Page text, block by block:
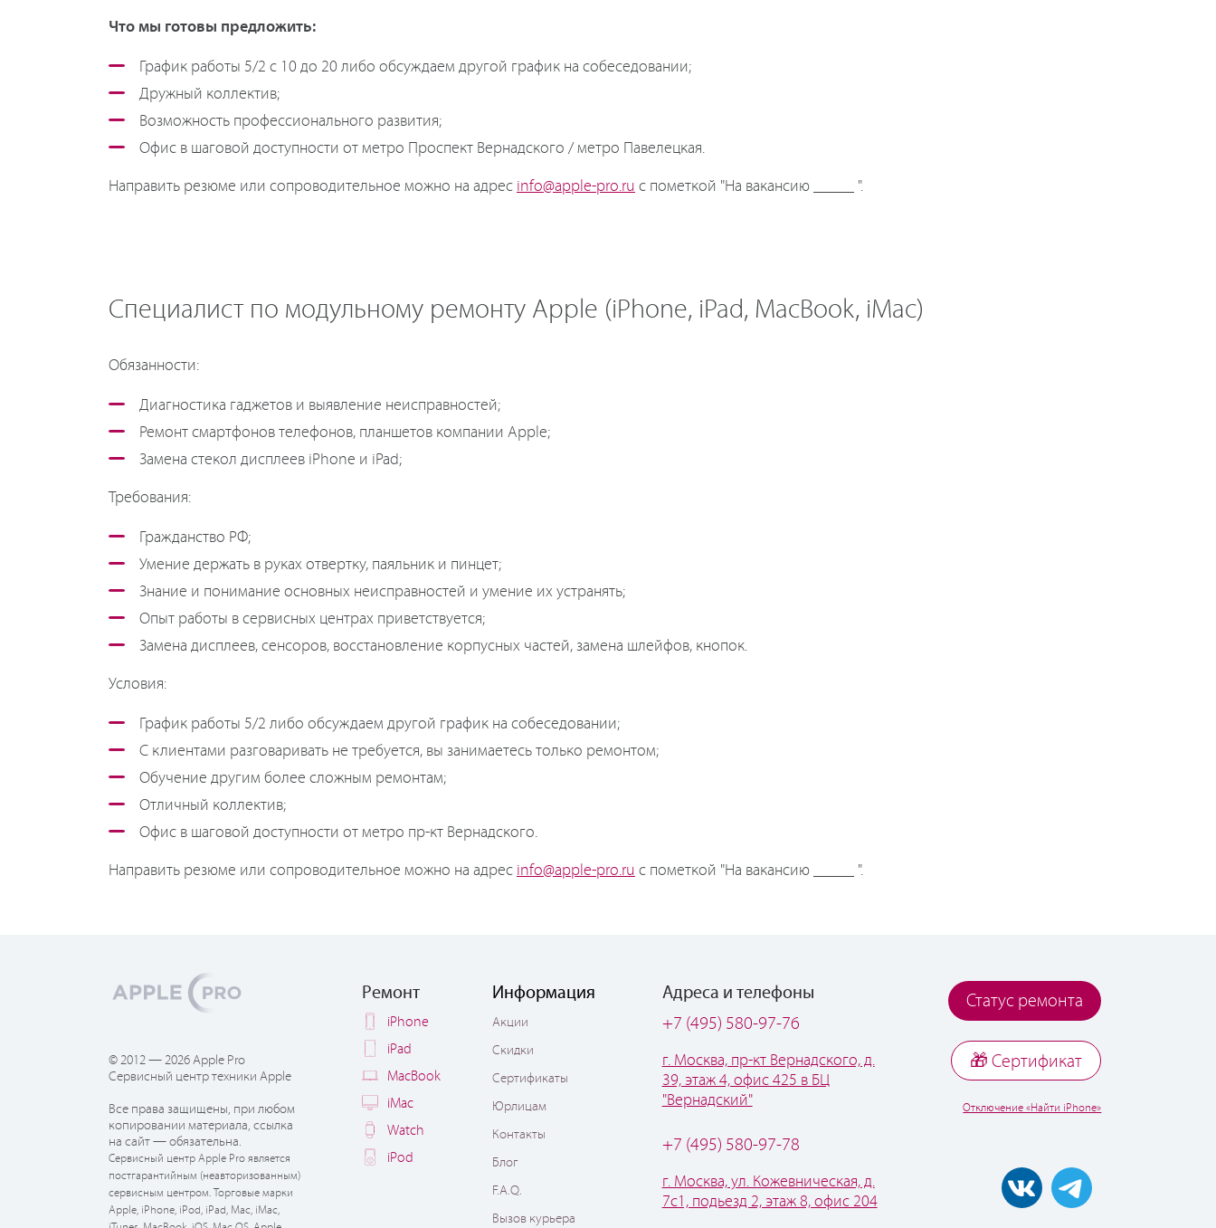
Что мы готовы предложить:
График работы 5/2 с 10 до 20 либо обсуждаем другой график на собеседовании;
Дружный коллектив;
Возможность профессионального развития;
Офис в шаговой доступности от метро Проспект Вернадского / метро Павелецкая.
Направить резюме или сопроводительное можно на адрес info@apple-pro.ru с пометкой "На вакансию _____ ".
Специалист по модульному ремонту Apple (iPhone, iPad, MacBook, iMac)
Обязанности:
Диагностика гаджетов и выявление неисправностей;
Ремонт смартфонов телефонов, планшетов компании Apple;
Замена стекол дисплеев iPhone и iPad;
Требования:
Гражданство РФ;
Умение держать в руках отвертку, паяльник и пинцет;
Знание и понимание основных неисправностей и умение их устранять;
Опыт работы в сервисных центрах приветствуется;
Замена дисплеев, сенсоров, восстановление корпусных частей, замена шлейфов, кнопок.
Условия:
График работы 5/2 либо обсуждаем другой график на собеседовании;
С клиентами разговаривать не требуется, вы занимаетесь только ремонтом;
Обучение другим более сложным ремонтам;
Отличный коллектив;
Офис в шаговой доступности от метро пр-кт Вернадского.
Направить резюме или сопроводительное можно на адрес info@apple-pro.ru с пометкой "На вакансию _____ ".
© 2012 — 2026 Apple Pro
Сервисный центр техники Apple
Все права защищены, при любом
копировании материала, ссылка
на сайт — обязательна.
Сервисный центр Apple Pro является
постгарантийным (неавторизованным)
сервисным центром. Торговые марки
Apple, iPhone, iPod, iPad, Mac, iMac,
Ремонт
iPhone
iPad
MacBook
iMac
Watch
iPod
Информация
Акции
Скидки
Сертификаты
Юрлицам
Контакты
Блог
F.A.Q.
Вызов курьера
Адреса и телефоны
+7 (495) 580-97-76
г. Москва, пр-кт Вернадского, д.
39, этаж 4, офис 425 в БЦ
"Вернадский"
+7 (495) 580-97-78
г. Москва, ул. Кожевническая, д.
7с1, подьезд 2, этаж 8, офис 204
Статус ремонта
🎁 Cертификат
Отключение «Найти iPhone»